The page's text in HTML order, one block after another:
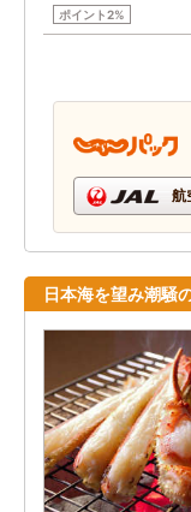
ポイント2%
航
日本海を望み潮騒